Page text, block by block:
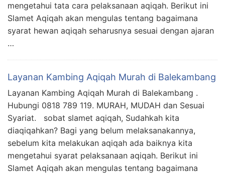
mengetahui tata cara pelaksanaan aqiqah. Berikut ini
Slamet Aqiqah akan mengulas tentang bagaimana
syarat hewan aqiqah seharusnya sesuai dengan ajaran
…
Layanan Kambing Aqiqah Murah di Balekambang
Layanan Kambing Aqiqah Murah di Balekambang .
Hubungi 0818 789 119. MURAH, MUDAH dan Sesuai
Syariat. sobat slamet aqiqah, Sudahkah kita
diaqiqahkan? Bagi yang belum melaksanakannya,
sebelum kita melakukan aqiqah ada baiknya kita
mengetahui syarat pelaksanaan aqiqah. Berikut ini
Slamet Aqiqah akan mengulas tentang bagaimana